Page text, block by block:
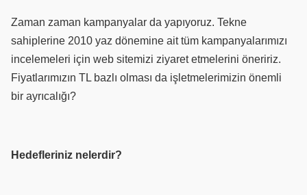
Zaman zaman kampanyalar da yapıyoruz. Tekne
sahiplerine 2010 yaz dönemine ait tüm kampanyalarımızı
incelemeleri için web sitemizi ziyaret etmelerini öneririz.
Fiyatlarımızın TL bazlı olması da işletmelerimizin önemli
bir ayrıcalığı?
Hedefleriniz nelerdir?